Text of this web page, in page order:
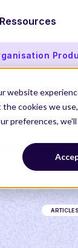
website
cookies we
preferences,
Ressources
maitriser
ARTICLES